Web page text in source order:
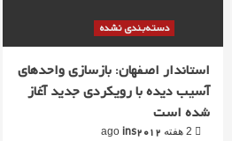
دسته‌بندی نشده
استاندار اصفهان: بازسازی واحدهای
آسیب دیده با رویکردی جدید آغاز
شده است
ins2012